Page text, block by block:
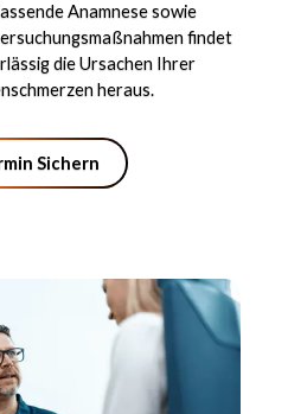
Anamnese sowie
findet
die Ursachen Ihrer
heraus.
Sichern
Termin Sichern